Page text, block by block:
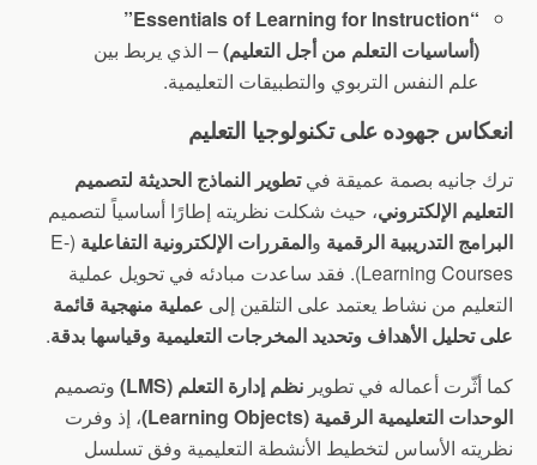
“Essentials of Learning for Instruction”
(أساسيات التعلم من أجل التعليم)– الذي يربط بين
علم النفس التربوي والتطبيقات التعليمية.
انعكاس جهوده على تكنولوجيا التعليم
ترك جانيه بصمة عميقة فيتطوير النماذج الحديثة لتصميم
التعليم الإلكتروني، حيث شكلت نظريته إطارًا أساسياً لتصميم
البرامج التدريبية الرقمية والمقررات الإلكترونية التفاعلية (E-
Learning Courses). فقد ساعدت مبادئه في تحويل عملية
التعليم من نشاط يعتمد على التلقين إلى عملية منهجية قائمة
على تحليل الأهداف وتحديد المخرجات التعليمية وقياسها بدقة.
كما أثّرت أعماله في تطوير نظم إدارة التعلم (LMS)
وتصميم
الوحدات التعليمية الرقمية (Learning Objects)
، إذ وفرت
نظريته الأساس لتخطيط الأنشطة التعليمية وفق تسلسل